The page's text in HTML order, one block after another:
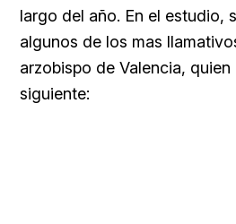
largo del año. En el estudio,
algunos de los mas
arzobispo de Valencia,
siguiente: